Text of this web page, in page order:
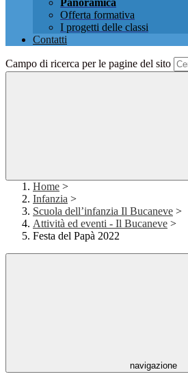
Panoramica
Offerta formativa
I progetti delle classi
Contatti
Campo di ricerca per le pagine del sito
Home >
Infanzia >
Scuola dell’infanzia Il Bucaneve >
Attività ed eventi - Il Bucaneve >
Festa del Papà 2022
navigazione